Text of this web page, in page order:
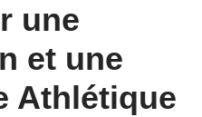
une
et une
Athlétique